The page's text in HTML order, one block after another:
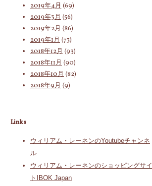
2019年4月 (69)
2019年3月 (56)
2019年2月 (86)
2019年1月 (73)
2018年12月 (93)
2018年11月 (90)
2018年10月 (82)
2018年9月 (9)
Links
ウィリアム・レーネンのYoutubeチャンネ
ル
ウィリアム・レーネンのショッピングサイ
トIBOK Japan